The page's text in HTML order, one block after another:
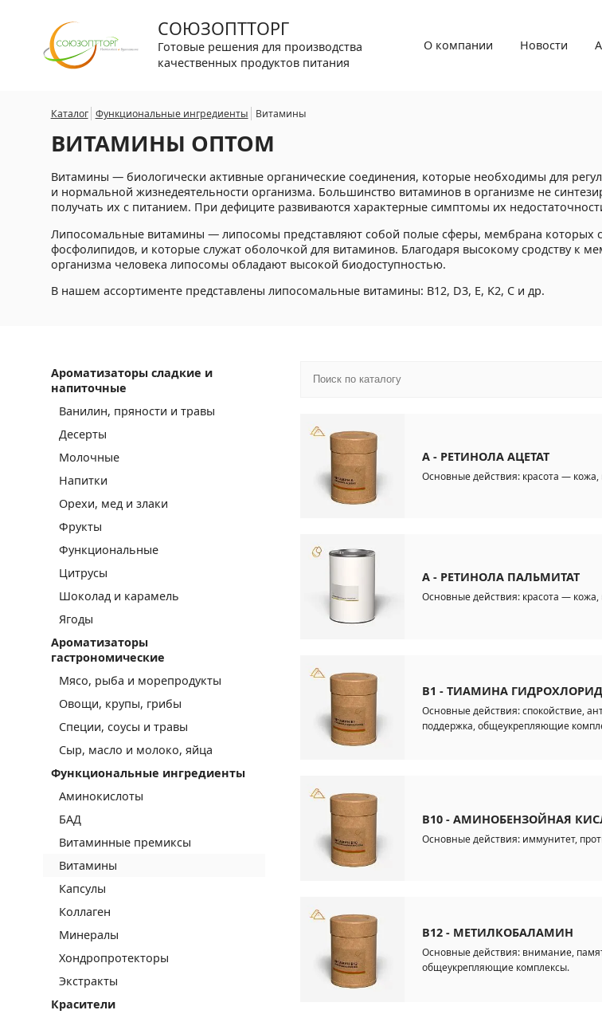
Каталог Функциональные ингредиенты Витамины
ВИТАМИНЫ ОПТОМ
Витамины — биологически активные органические соединения, которые необходимы для
и нормальной жизнедеятельности организма. Большинство витаминов в организме не
получать их с питанием. При дефиците развиваются характерные симптомы их
Липосомальные витамины — липосомы представляют собой полые сферы, мембрана которых
фосфолипидов, и которые служат оболочкой для витаминов. Благодаря высокому сродству к
организма человека липосомы обладают высокой биодоступностью.
В нашем ассортименте представлены липосомальные витамины: B12, D3, E, K2, C и др.
A - РЕТИНОЛА АЦЕТАТ
Основные действия: красота —
A - РЕТИНОЛА ПАЛЬМИТАТ
Основные действия: красота —
B1 - ТИАМИНА ГИДРОХЛОРИД
Основные действия: спокойствие,
поддержка, общеукрепляющие
B10 - АМИНОБЕНЗОЙНАЯ
Основные действия: иммунитет,
B12 - МЕТИЛКОБАЛАМИН
Основные действия: внимание,
общеукрепляющие комплексы.
Ароматизаторы сладкие и
напиточные
Ванилин, пряности и травы
Десерты
Молочные
Напитки
Орехи, мед и злаки
Фрукты
Функциональные
Цитрусы
Шоколад и карамель
Ягоды
Ароматизаторы
гастрономические
Мясо, рыба и морепродукты
Овощи, крупы, грибы
Специи, соусы и травы
Сыр, масло и молоко, яйца
Функциональные ингредиенты
Аминокислоты
БАД
Витаминные премиксы
Витамины
Капсулы
Коллаген
Минералы
Хондропротекторы
Экстракты
Красители
СОЮЗОПТТОРГ
Готовые решения для производства
качественных продуктов питания
О компании Новости